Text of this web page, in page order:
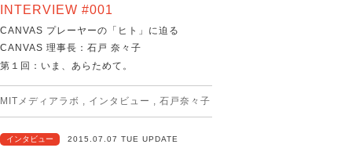
INTERVIEW #001
CANVAS プレーヤーの「ヒト」に迫る
CANVAS 理事長：石戸 奈々子
第１回：いま、あらためて。
MITメディアラボ , インタビュー , 石戸奈々子
インタビュー 2015.07.07 TUE UPDATE